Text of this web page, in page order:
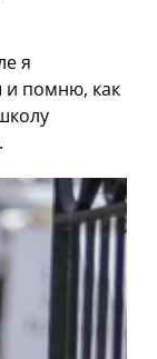
я
и помню, как